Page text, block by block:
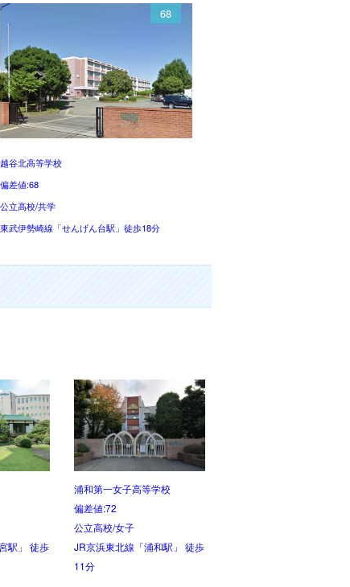
68
越谷北高等学校
偏差値:68
公立高校/共学
東武伊勢崎線「せんげん台駅」徒歩18分
」徒歩13
秀明高等学校
偏差値:71
私立高校/共学
JR川越線「笠幡駅」徒歩8分